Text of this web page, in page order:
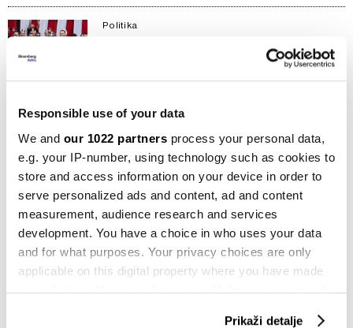
Responsible use of your data
We and our 1022 partners process your personal data,
e.g. your IP-number, using technology such as cookies to
store and access information on your device in order to
serve personalized ads and content, ad and content
measurement, audience research and services
development. You have a choice in who uses your data
and for what purposes. Your privacy choices are only
applicable on this digital property where you have made
your choices. You can change or withdraw your consent
Prikaži detalje
Politika
Politika
predsjedničkim izborima u Poljskoj
02.06.2025
Politika
Poljaci biraju predsjednika, 13
kandidata u trci
18.05.2025